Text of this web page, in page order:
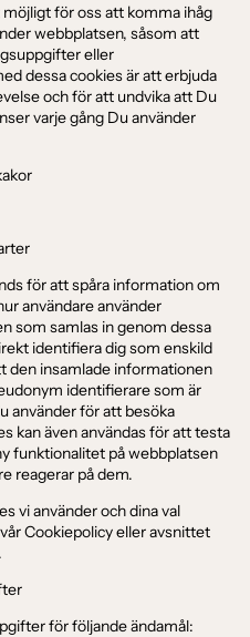
för oss att komma ihåg
webbplatsen, såsom att
eller
dessa cookies är att erbjuda
och för att undvika att Du
varje gång Du använder
för att spåra information om
användare använder
som samlas in genom dessa
identifiera dig som enskild
den insamlade informationen
identifierare som är
använder för att besöka
kan även användas för att testa
funktionalitet på webbplatsen
reagerar på dem.
vi använder och dina val
Cookiepolicy eller avsnittet
för följande ändamål: